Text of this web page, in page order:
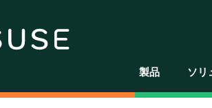
製品 ソリ